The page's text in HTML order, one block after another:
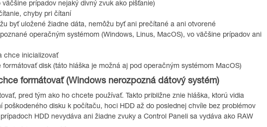
väčšine prípadov nejaký divný zvuk ako pišťanie)
chyby pri čítaní
byť uložené žiadne dáta, nemôžu byť ani prečítané a ani otvorené
operačným systémom (Windows, Linus, MacOS), vo väčšine prípadov ani
chce inicializovať
formátovať disk (táto hláška je možná aj pod operačným systémom MacOS)
formátovať (Windows nerozpozná dátový systém)
pred tým ako ho chcete používať. Takto približne znie hláška, ktorú vidia
poškodeného disku k počítaču, hoci HDD až do poslednej chvíle bez problémov
HDD nevydáva ani žiadne zvuky a Control Paneli sa vydáva ako RAW